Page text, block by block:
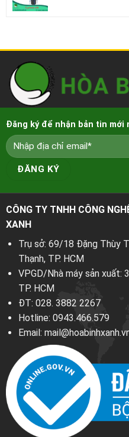
Đăng ký để nhận bản tin mới
CÔNG TY TNHH CÔNG
XANH
Trụ sở: 69/18 Đặng Thùy
Thạnh, TP. HCM
VPGD/Nhà máy sản xuất:
TP. HCM
ĐT: 028. 3882 2267
Hotline: 0943.466.579
Email: